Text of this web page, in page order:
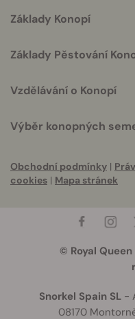
Základy Konopí
Základy Pěstování
Vzdělávání o Konopí
Výběr konopných
Obchodní podmínky |
cookies | Mapa stránek
© Royal
Snorkel Spain SL-
08170